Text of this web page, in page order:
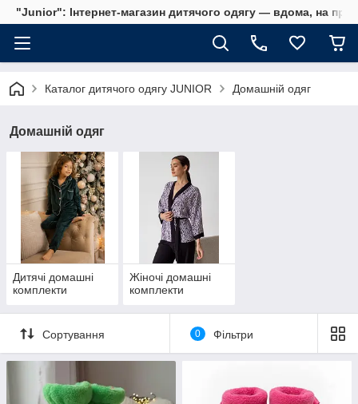
"Junior": Інтернет-магазин дитячого одягу — вдома, на
Каталог дитячого одягу JUNIOR Домашній одяг
Домашній одяг
Дитячі домашні
комплекти
Жіночі домашні
комплекти
Сортування 0 Фільтри